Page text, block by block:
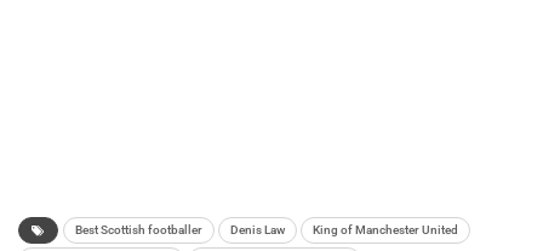
Best Scottish footballer Denis Law King of Manchester United